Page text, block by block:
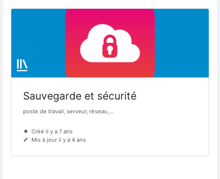
Sauvegarde et sécurité
poste de travail, serveur, réseau,...
Créé il y a 7 ans
Mis à jour il y a 4 ans